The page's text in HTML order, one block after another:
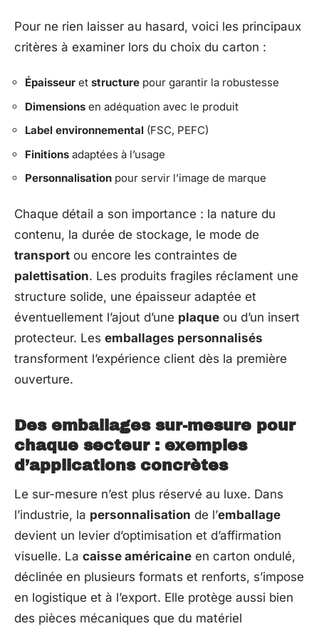
Pour ne rien laisser au hasard, voici les principaux
critères à examiner lors du choix du carton :
Épaisseur et structure pour garantir la robustesse
Dimensions en adéquation avec le produit
Label environnemental (FSC, PEFC)
Finitions adaptées à l’usage
Personnalisation pour servir l’image de marque
Chaque détail a son importance : la nature du
contenu, la durée de stockage, le mode de
transport ou encore les contraintes de
palettisation. Les produits fragiles réclament une
structure solide, une épaisseur adaptée et
éventuellement l’ajout d’une plaque ou d’un insert
protecteur. Les emballages personnalisés
transforment l’expérience client dès la première
ouverture.
Des emballages sur-mesure pour
chaque secteur : exemples
d’applications concrètes
Le sur-mesure n’est plus réservé au luxe. Dans
l’industrie, la personnalisation de l’emballage
devient un levier d’optimisation et d’affirmation
visuelle. La caisse américaine en carton ondulé,
déclinée en plusieurs formats et renforts, s’impose
en logistique et à l’export. Elle protège aussi bien
des pièces mécaniques que du matériel